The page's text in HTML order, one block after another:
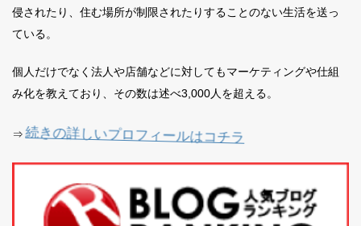
侵されたり、住む場所が制限されたりすることのない生活を送っ
ている。
個人だけでなく法人や店舗などに対してもマーケティングや仕組
み化を教えており、その数は述べ3,000人を超える。
⇒続きの詳しいプロフィールはコチラ